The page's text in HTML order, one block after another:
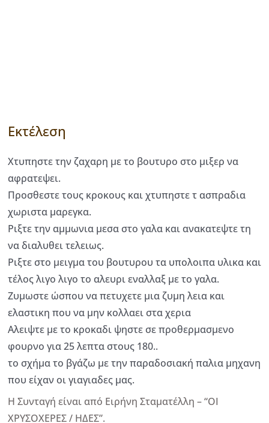
Εκτέλεση
Χτυπηστε την ζαχαρη με το βουτυρο στο μιξερ να
αφρατεψει.
Προσθεστε τους κροκους και χτυπηστε τ ασπραδια
χωριστα μαρεγκα.
Ριξτε την αμμωνια μεσα στο γαλα και ανακατεψτε τη
να διαλυθει τελειως.
Ριξτε στο μειγμα του βουτυρου τα υπολοιπα υλικα και
τέλος λιγο λιγο το αλευρι εναλλαξ με το γαλα.
Ζυμωστε ώσπου να πετυχετε μια ζυμη λεια και
ελαστικη που να μην κολλαει στα χερια
Αλειψτε με το κροκαδι ψηστε σε προθερμασμενο
φουρνο για 25 λεπτα στους 180..
το σχήμα το βγάζω με την παραδοσιακή παλια μηχανη
που είχαν οι γιαγιαδες μας.
Η Συνταγή είναι από Ειρήνη Σταματέλλη – “ΟΙ
ΧΡΥΣΟΧΕΡΕΣ / ΗΔΕΣ”.